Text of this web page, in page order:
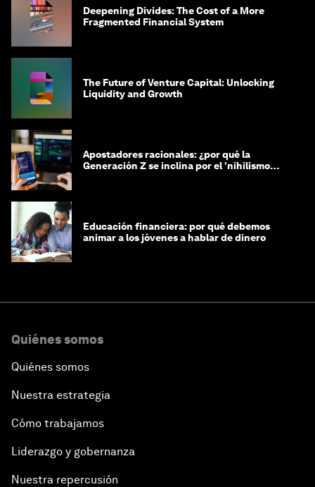
Deepening Divides: The Cost of a More
Fragmented Financial System
The Future of Venture Capital: Unlocking
Liquidity and Growth
Apostadores racionales: ¿por qué la
Generación Z se inclina por el 'nihilismo
Educación financiera: por qué debemos
animar a los jóvenes a hablar de dinero
Quiénes somos
Quiénes somos
Nuestra estrategia
Cómo trabajamos
Liderazgo y gobernanza
Nuestra repercusión